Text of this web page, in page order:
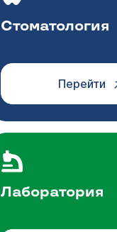
Стоматология
Перейти
Лаборатория